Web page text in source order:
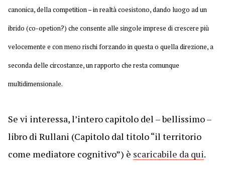
canonica, della competition – in realtà coesistono, dando luogo ad un
ibrido (co-opetion?) che consente alle singole imprese di crescere più
velocemente e con meno rischi forzando in questa o quella direzione, a
seconda delle circostanze, un rapporto che resta comunque
multidimensionale.
Se vi interessa, l’intero capitolo del – bellissimo –
libro di Rullani (Capitolo dal titolo “il territorio
come mediatore cognitivo”) è scaricabile da qui.